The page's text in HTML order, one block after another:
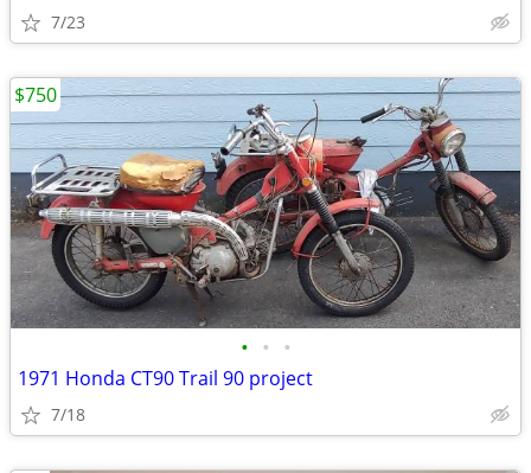
7/23
• • •
1971 Honda CT90 Trail 90 project
7/18
$750